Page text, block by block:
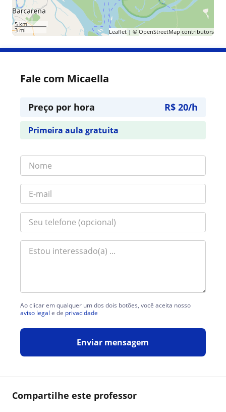
Compartilhe este professor
5 km
3 mi
Leaflet| © OpenStreetMap contributors
Fale com Micaella
Preço por hora R$ 20/h
Primeira aula gratuita
Ao clicar em qualquer um dos dois botões, você aceita nosso
aviso legal e de privacidade
Enviar mensagem